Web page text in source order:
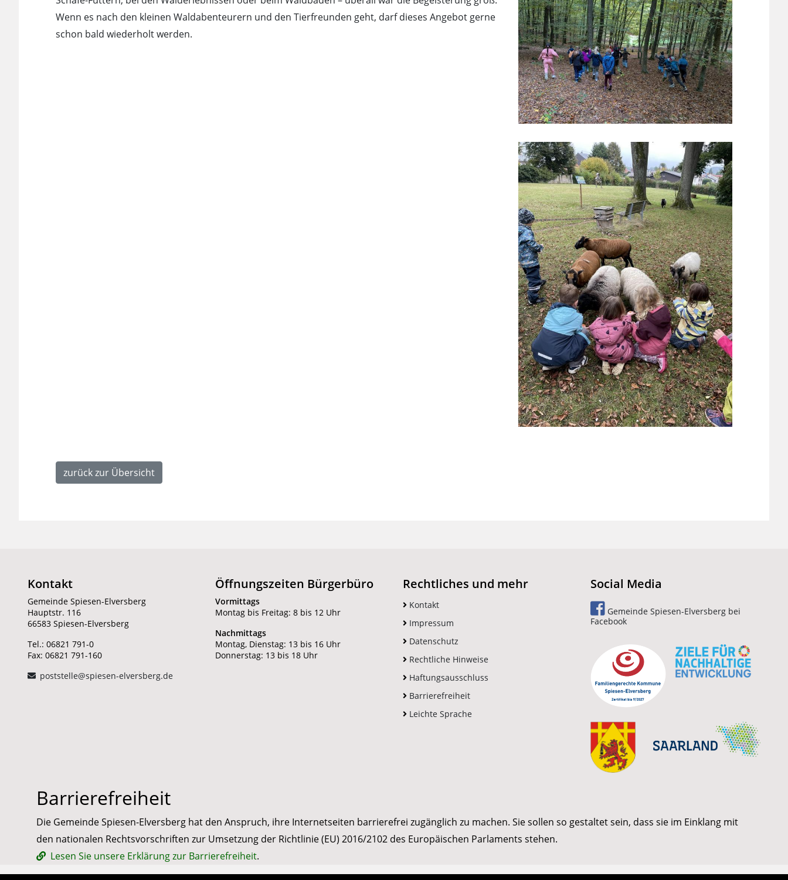
Wenn es nach den kleinen Waldabenteurern und den Tierfreunden geht, darf dieses Angebot gerne
schon bald wiederholt werden.
zurück zur Übersicht
Kontakt
Gemeinde Spiesen-Elversberg
Hauptstr. 116
66583 Spiesen-Elversberg
Tel.: 06821 791-0
Fax: 06821 791-160
poststelle@spiesen-elversberg.de
Öffnungszeiten Bürgerbüro
Vormittags
Montag bis Freitag: 8 bis 12 Uhr
Nachmittags
Montag, Dienstag: 13 bis 16 Uhr
Donnerstag: 13 bis 18 Uhr
Rechtliches und mehr
Kontakt
Impressum
Datenschutz
Rechtliche Hinweise
Haftungsausschluss
Barrierefreiheit
Leichte Sprache
Social Media
Gemeinde Spiesen-Elversberg bei
Facebook
Barrierefreiheit
Die Gemeinde Spiesen-Elversberg hat den Anspruch, ihre Internetseiten barrierefrei zugänglich zu machen. Sie sollen so gestaltet sein, dass sie im Einklang mit
den nationalen Rechtsvorschriften zur Umsetzung der Richtlinie (EU) 2016/2102 des Europäischen Parlaments stehen.
Lesen Sie unsere Erklärung zur Barrierefreiheit.